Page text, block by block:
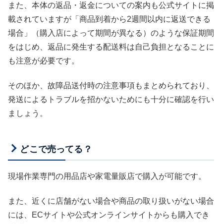
また、本体の返品・返金についての案内も公式サイトに掲
載されていますが「商品到着から2週間以内に返送できる
場合」（購入店によって期間が異なる）のような保証期間
をはじめ、返品に発生する配送料は自己負担となることに
も注意が必要です。
そのほか、故障品送付時の注意事項もまとめられており、
発送によるトラブルを招かないためにも十分に確認を行い
ましょう。
どこで売ってる？
現場作業専門の用品店や家電量販店で購入が可能です。
また、近くに店舗がない場合や商品の取り扱いがない場合
には、ECサイトや公式オンラインサイトからも購入でき